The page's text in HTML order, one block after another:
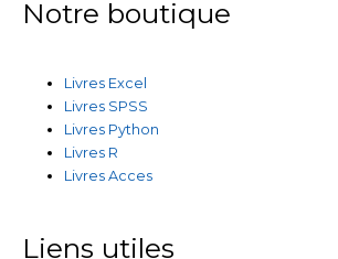
Notre boutique
Livres Excel
Livres SPSS
Livres Python
Livres R
Livres Acces
Liens utiles